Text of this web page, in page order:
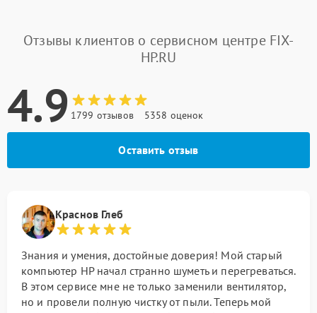
Отзывы клиентов о сервисном центре FIX-
HP.RU
4.9 1799 отзывов 5358 оценок
Оставить отзыв
Краснов Глеб
Знания и умения, достойные доверия! Мой старый
компьютер HP начал странно шуметь и перегреваться.
В этом сервисе мне не только заменили вентилятор,
но и провели полную чистку от пыли. Теперь мой